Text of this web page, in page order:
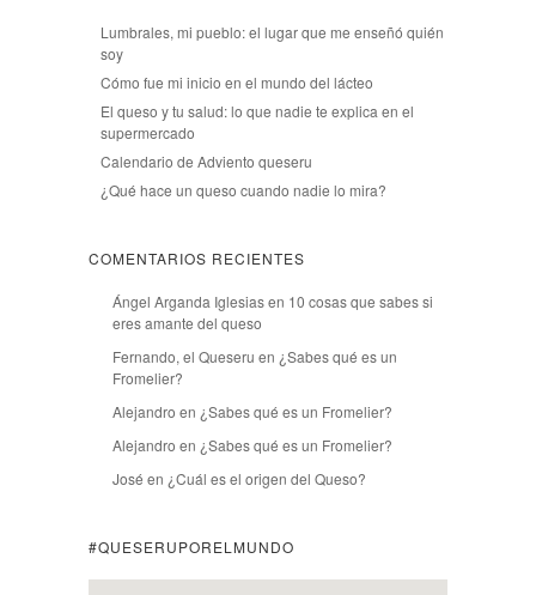
Lumbrales, mi pueblo: el lugar que me enseñó quién
soy
Cómo fue mi inicio en el mundo del lácteo
El queso y tu salud: lo que nadie te explica en el
supermercado
Calendario de Adviento queseru
¿Qué hace un queso cuando nadie lo mira?
COMENTARIOS RECIENTES
Ángel Arganda Iglesiasen 10 cosas que sabes si
eres amante del queso
Fernando, el Queseru en ¿Sabes qué es un
Fromelier?
Alejandro en ¿Sabes qué es un Fromelier?
Alejandro en ¿Sabes qué es un Fromelier?
José en ¿Cuál es el origen del Queso?
#QUESERUPORELMUNDO